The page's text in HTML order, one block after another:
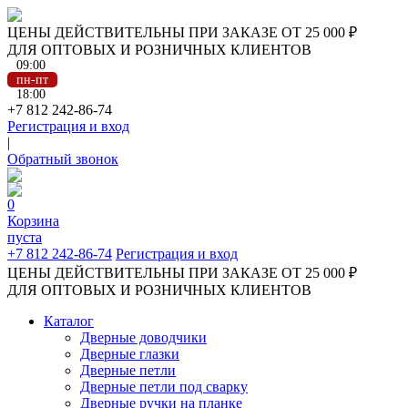
ЦЕНЫ ДЕЙСТВИТЕЛЬНЫ ПРИ ЗАКАЗЕ ОТ 25 000 ₽
ДЛЯ ОПТОВЫХ И РОЗНИЧНЫХ КЛИЕНТОВ
09:00
пн-пт
18:00
+7 812 242-86-74
Регистрация и вход
|
Обратный звонок
0
Корзина
пуста
+7 812 242-86-74 Регистрация и вход
ЦЕНЫ ДЕЙСТВИТЕЛЬНЫ ПРИ ЗАКАЗЕ ОТ 25 000 ₽
ДЛЯ ОПТОВЫХ И РОЗНИЧНЫХ КЛИЕНТОВ
Каталог
Дверные доводчики
Дверные глазки
Дверные петли
Дверные петли под сварку
Дверные ручки на планке